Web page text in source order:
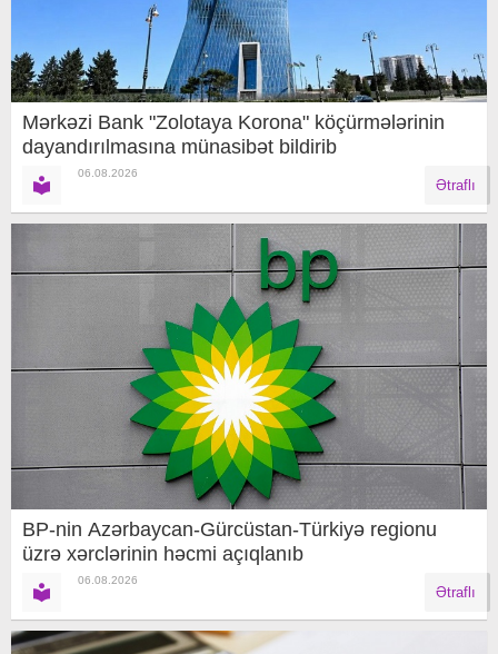
Mərkəzi Bank "Zolotaya Korona" köçürmələrinin
dayandırılmasına münasibət bildirib
06.08.2026
Ətraflı
BP-nin Azərbaycan-Gürcüstan-Türkiyə regionu
üzrə xərclərinin həcmi açıqlanıb
06.08.2026
Ətraflı